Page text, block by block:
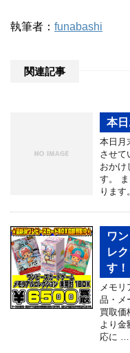
執筆者： funabashi
関連記事
本
本日月
させて
おかけ
す。
ります
ワ
レ
す
メモ
品・メ
買取価
より金
応に …